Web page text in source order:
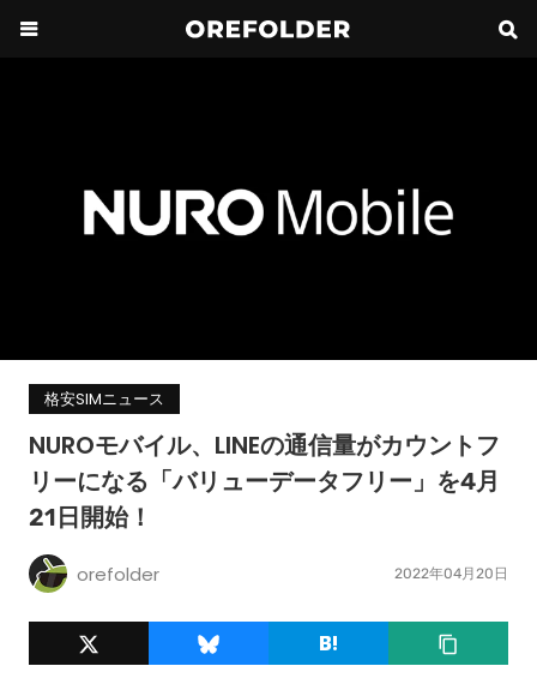
格安SIMニュース
NUROモバイル、LINEの通信量がカウントフ
リーになる「バリューデータフリー」を4月
21日開始！
orefolder 2022年04月20日